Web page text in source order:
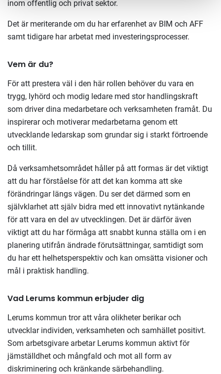
inom offentlig och privat sektor.
Det är meriterande om du har erfarenhet av BIM och AFF
samt tidigare har arbetat med investeringsprocesser.
Vem är du?
För att prestera väl i den här rollen behöver du vara en
trygg, lyhörd och modig ledare med stor handlingskraft
som driver dina medarbetare och verksamheten framåt. Du
inspirerar och motiverar medarbetarna genom ett
utvecklande ledarskap som grundar sig i starkt förtroende
och tillit.
Då verksamhetsområdet håller på att formas är det viktigt
att du har förståelse för att det kan komma att ske
förändringar längs vägen. Du ser det därmed som en
självklarhet att själv bidra med ett innovativt nytänkande
för att vara en del av utvecklingen. Det är därför även
viktigt att du har förmåga att snabbt kunna ställa om i en
planering utifrån ändrade förutsättningar, samtidigt som
du har ett helhetsperspektiv och kan omsätta visioner och
mål i praktisk handling.
Vad Lerums kommun erbjuder dig
Lerums kommun tror att våra olikheter berikar och
utvecklar individen, verksamheten och samhället positivt.
Som arbetsgivare arbetar Lerums kommun aktivt för
jämställdhet och mångfald och mot all form av
diskriminering och kränkande särbehandling.